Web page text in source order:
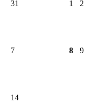
31 1 2
7 8 9
14